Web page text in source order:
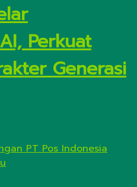
Perkuat
Generasi